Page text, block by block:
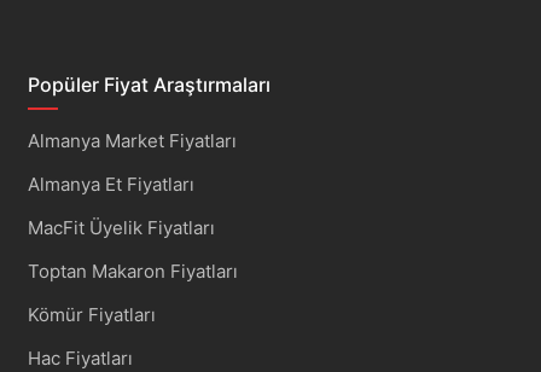
Popüler Fiyat Araştırmaları
Almanya Market Fiyatları
Almanya Et Fiyatları
MacFit Üyelik Fiyatları
Toptan Makaron Fiyatları
Kömür Fiyatları
Hac Fiyatları